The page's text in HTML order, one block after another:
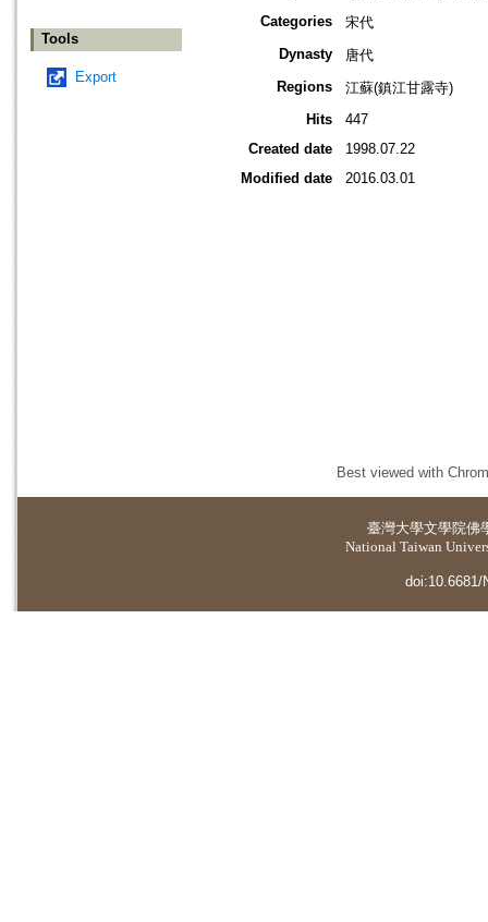
Tools
Export
Categories
宋代
Dynasty
唐代
Regions
江蘇(鎮江甘露寺)
Hits
447
Created date
1998.07.22
Modified date
2016.03.01
Best viewed with
臺灣大學文學院佛
National Taiwan
doi:10.6681/